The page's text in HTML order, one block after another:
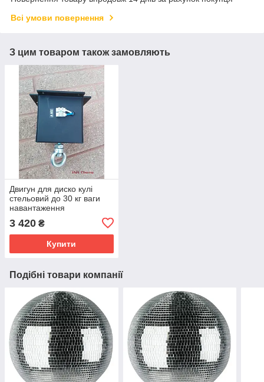
Всі умови повернення
З цим товаром також замовляють
Двигун для диско кулі
стельовий до 30 кг ваги
навантаження
3 420 ₴
Купити
Подібні товари компанії